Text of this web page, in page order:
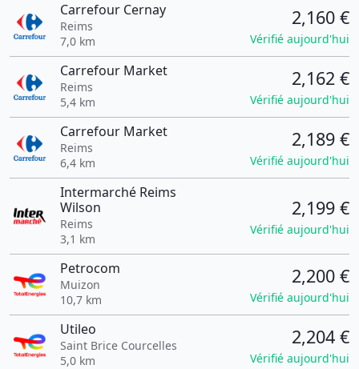
Carrefour Cernay
Reims
7,0 km
2,160 €
Vérifié aujourd'hui
Carrefour Market
Reims
5,4 km
2,162 €
Vérifié aujourd'hui
Carrefour Market
Reims
6,4 km
2,189 €
Vérifié aujourd'hui
Intermarché Reims
Wilson
Reims
3,1 km
2,199 €
Vérifié aujourd'hui
Petrocom
Muizon
10,7 km
2,200 €
Vérifié aujourd'hui
Utileo
Saint Brice Courcelles
5,0 km
2,204 €
Vérifié aujourd'hui